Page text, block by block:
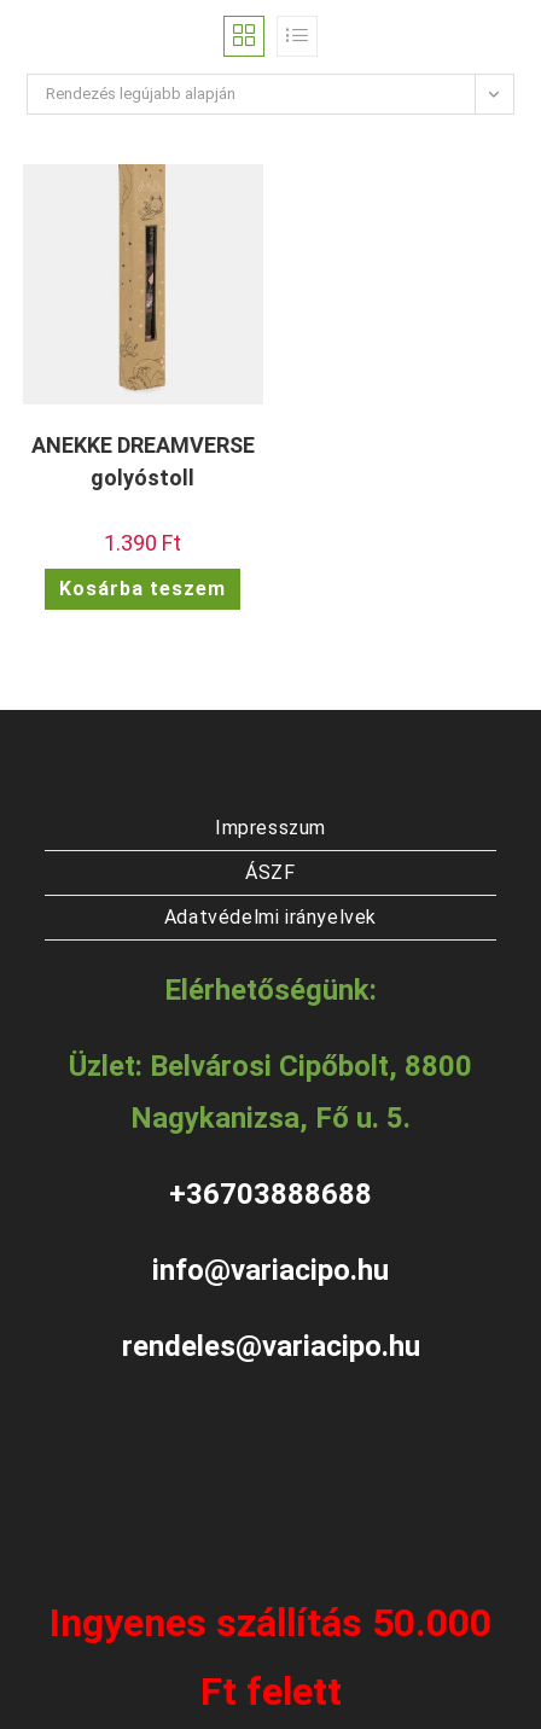
Rendezés legújabb alapján
ANEKKE DREAMVERSE
golyóstoll
1.390 Ft
Kosárba teszem
Impresszum
ÁSZF
Adatvédelmi irányelvek
Elérhetőségünk:
Üzlet: Belvárosi Cipőbolt, 8800
Nagykanizsa, Fő u. 5.
+36703888688
info@variacipo.hu
rendeles@variacipo.hu
Ingyenes szállítás 50.000
Ft felett